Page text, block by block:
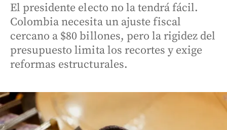
El presidente electo no la tendrá fácil.
Colombia necesita un ajuste fiscal
cercano a $80 billones, pero la rigidez del
presupuesto limita los recortes y exige
reformas estructurales.